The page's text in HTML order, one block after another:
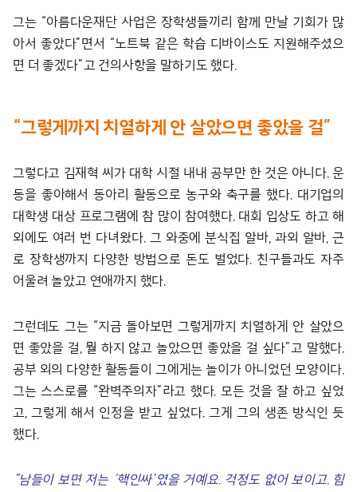
그는 “아름다운재단 사업은 장학생들끼리 함께 만날 기회가 많
아서 좋았다”면서 “노트북 같은 학습 디바이스도 지원해주셨으
면 더 좋겠다”고 건의사항을 말하기도 했다.
“그렇게까지 치열하게 안 살았으면 좋았을 걸”
그렇다고 김재혁 씨가 대학 시절 내내 공부만 한 것은 아니다. 운
동을 좋아해서 동아리 활동으로 농구와 축구를 했다. 대기업의
대학생 대상 프로그램에 참 많이 참여했다. 대회 입상도 하고 해
외에도 여러 번 다녀왔다. 그 와중에 분식집 알바, 과외 알바, 근
로 장학생까지 다양한 방법으로 돈도 벌었다. 친구들과도 자주
어울려 놀았고 연애까지 했다.
그런데도 그는 “지금 돌아보면 그렇게까지 치열하게 안 살았으
면 좋았을 걸, 뭘 하지 않고 놀았으면 좋았을 걸 싶다”고 말했다.
공부 외의 다양한 활동들이 그에게는 놀이가 아니었던 모양이다.
그는 스스로를 “완벽주의자”라고 했다. 모든 것을 잘 하고 싶었
고, 그렇게 해서 인정을 받고 싶었다. 그게 그의 생존 방식인 듯
했다.
“남들이 보면 저는 ‘핵인싸’였을 거예요. 걱정도 없어 보이고. 힘